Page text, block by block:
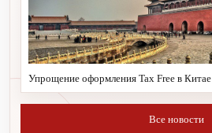
Упрощение оформления Tax Free в Китае
Все новости